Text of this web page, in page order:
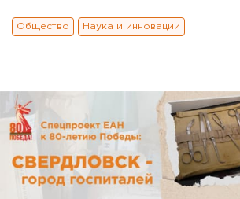
Общество Наука и инновации